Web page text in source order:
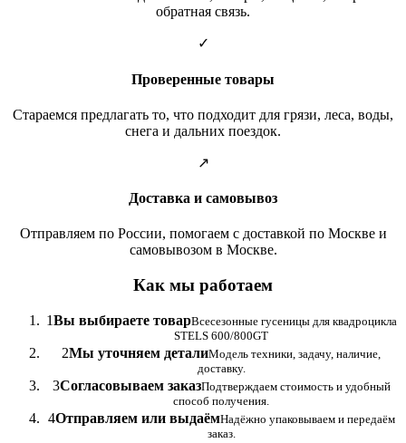
обратная связь.
✓
Проверенные товары
Стараемся предлагать то, что подходит для грязи, леса, воды,
снега и дальних поездок.
↗
Доставка и самовывоз
Отправляем по России, помогаем с доставкой по Москве и
самовывозом в Москве.
Как мы работаем
1Вы выбираете товарВсесезонные гусеницы для квадроцикла
STELS 600/800GT
2Мы уточняем деталиМодель техники, задачу, наличие,
доставку.
3Согласовываем заказПодтверждаем стоимость и удобный
способ получения.
4Отправляем или выдаёмНадёжно упаковываем и передаём
заказ.